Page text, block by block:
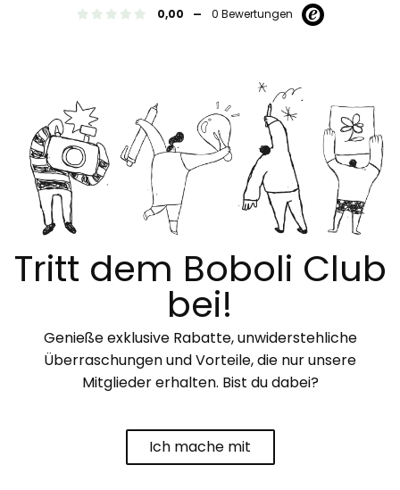
0,00 - 0 Bewertungen
Tritt dem Boboli Club
bei!
Genieße exklusive Rabatte, unwiderstehliche
Überraschungen und Vorteile, die nur unsere
Mitglieder erhalten. Bist du dabei?
Ich mache mit